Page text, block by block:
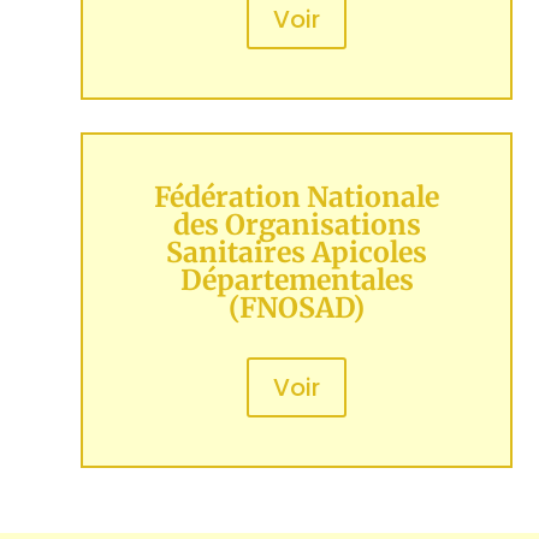
Voir
Fédération Nationale
des Organisations
Sanitaires Apicoles
Départementales
(FNOSAD)
Voir